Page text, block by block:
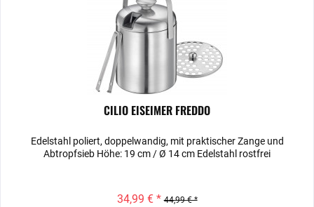
CILIO EISEIMER FREDDO
Edelstahl poliert, doppelwandig, mit praktischer Zange und
Abtropfsieb Höhe: 19 cm / Ø 14 cm Edelstahl rostfrei
34,99 € * 44,99 € *